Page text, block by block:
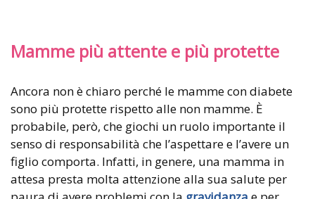
Mamme più attente e più protette
Ancora non è chiaro perché le mamme con diabete
sono più protette rispetto alle non mamme. È
probabile, però, che giochi un ruolo importante il
senso di responsabilità che l’aspettare e l’avere un
figlio comporta. Infatti, in genere, una mamma in
attesa presta molta attenzione alla sua salute per